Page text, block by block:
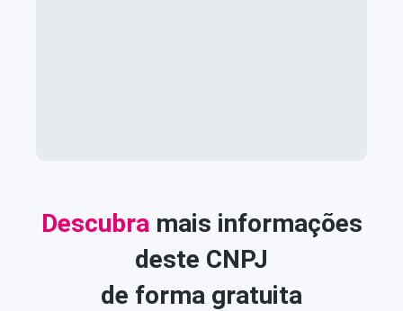
Descubra mais informações
deste CNPJ
de forma gratuita